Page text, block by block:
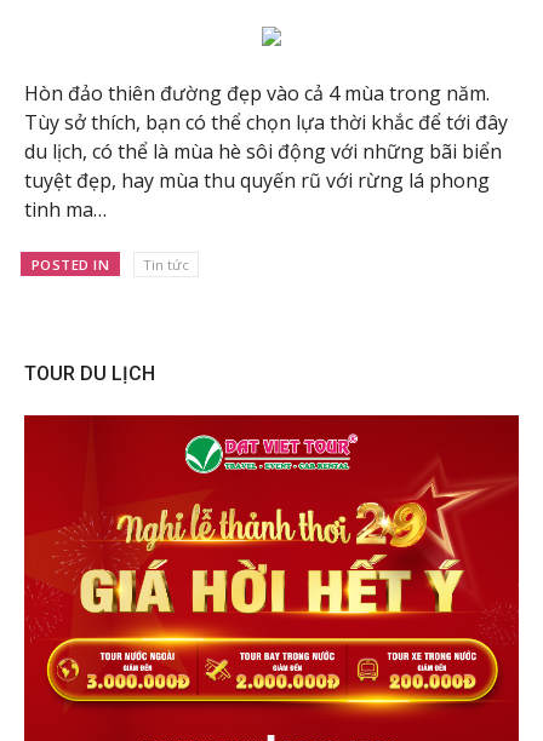
Hòn đảo thiên đường đẹp vào cả 4 mùa trong năm.
Tùy sở thích, bạn có thể chọn lựa thời khắc để tới đây
du lịch, có thể là mùa hè sôi động với những bãi biển
tuyệt đẹp, hay mùa thu quyến rũ với rừng lá phong
tinh ma…
POSTED IN Tin tức
TOUR DU LỊCH